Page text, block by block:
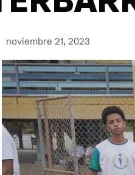
noviembre 21, 2023